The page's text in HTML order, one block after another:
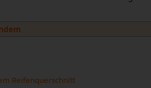
Reifenquerschnitt